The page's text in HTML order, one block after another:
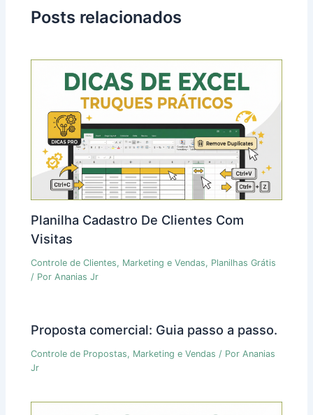
Posts relacionados
Planilha Cadastro De Clientes Com
Visitas
Controle de Clientes, Marketing e Vendas, Planilhas Grátis
/ PorAnanias Jr
Proposta comercial: Guia passo a passo.
Controle de Propostas, Marketing e Vendas / PorAnanias
Jr